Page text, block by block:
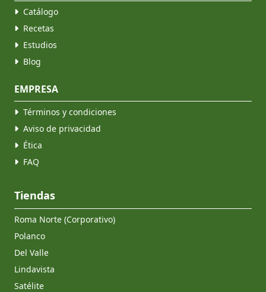
Catálogo
Recetas
Estudios
Blog
EMPRESA
Términos y condiciones
Aviso de privacidad
Ética
FAQ
Tiendas
Roma Norte (Corporativo)
Polanco
Del Valle
Lindavista
Satélite